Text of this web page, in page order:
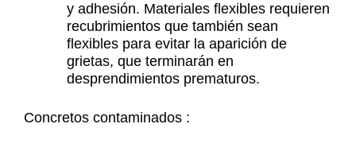
y adhesión. Materiales flexibles requieren
recubrimientos que también sean
flexibles para evitar la aparición de
grietas, que terminarán en
desprendimientos prematuros.
Concretos contaminados :